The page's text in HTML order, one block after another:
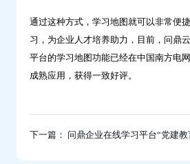
通过这种方式，学习地图就可以非常便
习，为企业人才培养助力，目前，问鼎
平台的学习地图功能已经在中国南方电
成熟应用，获得一致好评。
下一篇： 问鼎企业在线学习平台“党建教